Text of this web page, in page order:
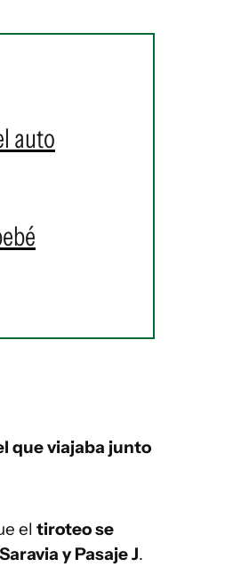
auto
que viajaba junto
el tiroteo se
y Pasaje J.